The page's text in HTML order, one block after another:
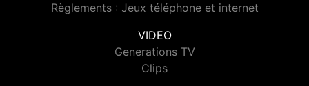
Règlements : Jeux téléphone et internet
VIDEO
Generations TV
Clips